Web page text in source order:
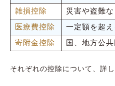
雑損控除
災害や盗難
医療費控除
一定額を超
寄附金控除
国、地方公
それぞれの控除について、詳